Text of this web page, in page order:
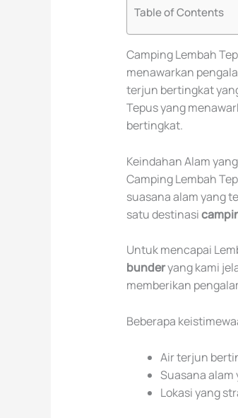
Table of Contents
Camping Lembah
menawarkan
terjun bertingkat
Tepus yang
bertingkat.
Keindahan Alam
Camping Lembah
suasana alam yang
satu destinasi
Untuk mencapai
bunderyang kami
memberikan
Beberapa
Air terjun
Suasana alam
Lokasi yang